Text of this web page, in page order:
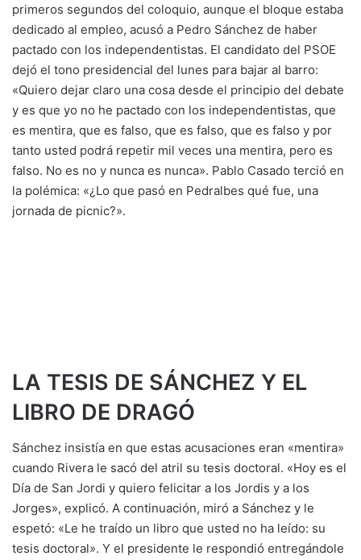
primeros segundos del coloquio, aunque el bloque estaba
dedicado al empleo, acusó a Pedro Sánchez de haber
pactado con los independentistas. El candidato del PSOE
dejó el tono presidencial del lunes para bajar al barro:
«Quiero dejar claro una cosa desde el principio del debate
y es que yo no he pactado con los independentistas, que
es mentira, que es falso, que es falso, que es falso y por
tanto usted podrá repetir mil veces una mentira, pero es
falso. No es no y nunca es nunca». Pablo Casado terció en
la polémica: «¿Lo que pasó en Pedralbes qué fue, una
jornada de picnic?».
LA TESIS DE SÁNCHEZ Y EL
LIBRO DE DRAGÓ
Sánchez insistía en que estas acusaciones eran «mentira»
cuando Rivera le sacó del atril su tesis doctoral. «Hoy es el
Día de San Jordi y quiero felicitar a los Jordis y a los
Jorges», explicó. A continuación, miró a Sánchez y le
espetó: «Le he traído un libro que usted no ha leído: su
tesis doctoral». Y el presidente le respondió entregándole